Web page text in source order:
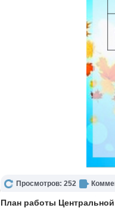
Просмотров: 252
План работы Центральной